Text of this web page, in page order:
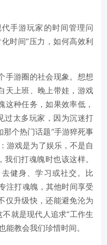
代手游玩家的时间管理问
时间”压力，如何高效利
手游圈的社会现象。想想
天上班、晚上带娃，游戏
这种任务，如果效率低，
过太多玩家，因为沉迷打
个热门话题“手游猝死事
游戏是为了娱乐，不是自
我们打魂魄时也该这样。
健身、学习或社交。比
注打魂魄，其他时间享受
仅升级快，还能避免沦为
就是现代人追求“工作生
能教会我们珍惜时间。